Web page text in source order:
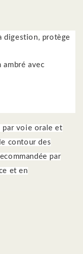
digestion, protège
ambré avec
par voie orale et
contour des
par
et en